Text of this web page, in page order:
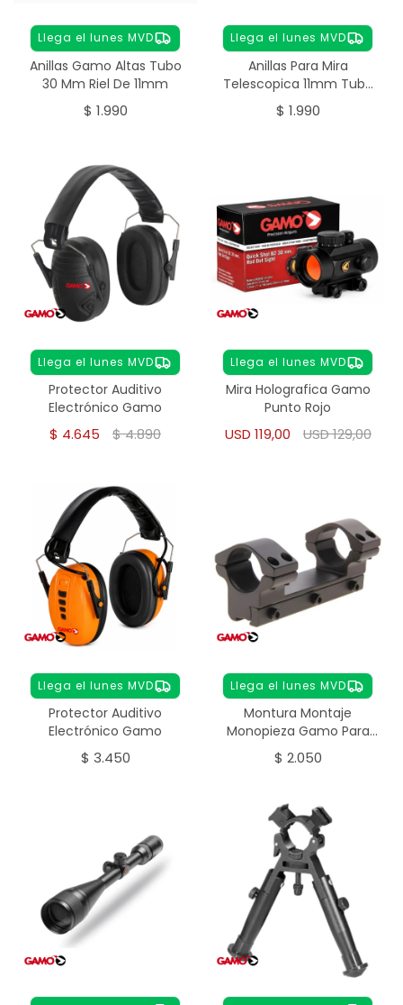
Llega el lunes MVD
Anillas Gamo Altas Tubo
30 Mm Riel De 11mm
$ 1.990
Llega el lunes MVD
Anillas Para Mira
Telescopica 11mm Tubo
De 30 Mm
$ 1.990
Llega el lunes MVD
Protector Auditivo
Electrónico Gamo
$ 4.645 $4.890
Llega el lunes MVD
Mira Holografica Gamo
Punto Rojo
USD 119,00 USD129,00
Llega el lunes MVD
Protector Auditivo
Electrónico Gamo
$ 3.450
Llega el lunes MVD
Montura Montaje
Monopieza Gamo Para
Nitro
$ 2.050